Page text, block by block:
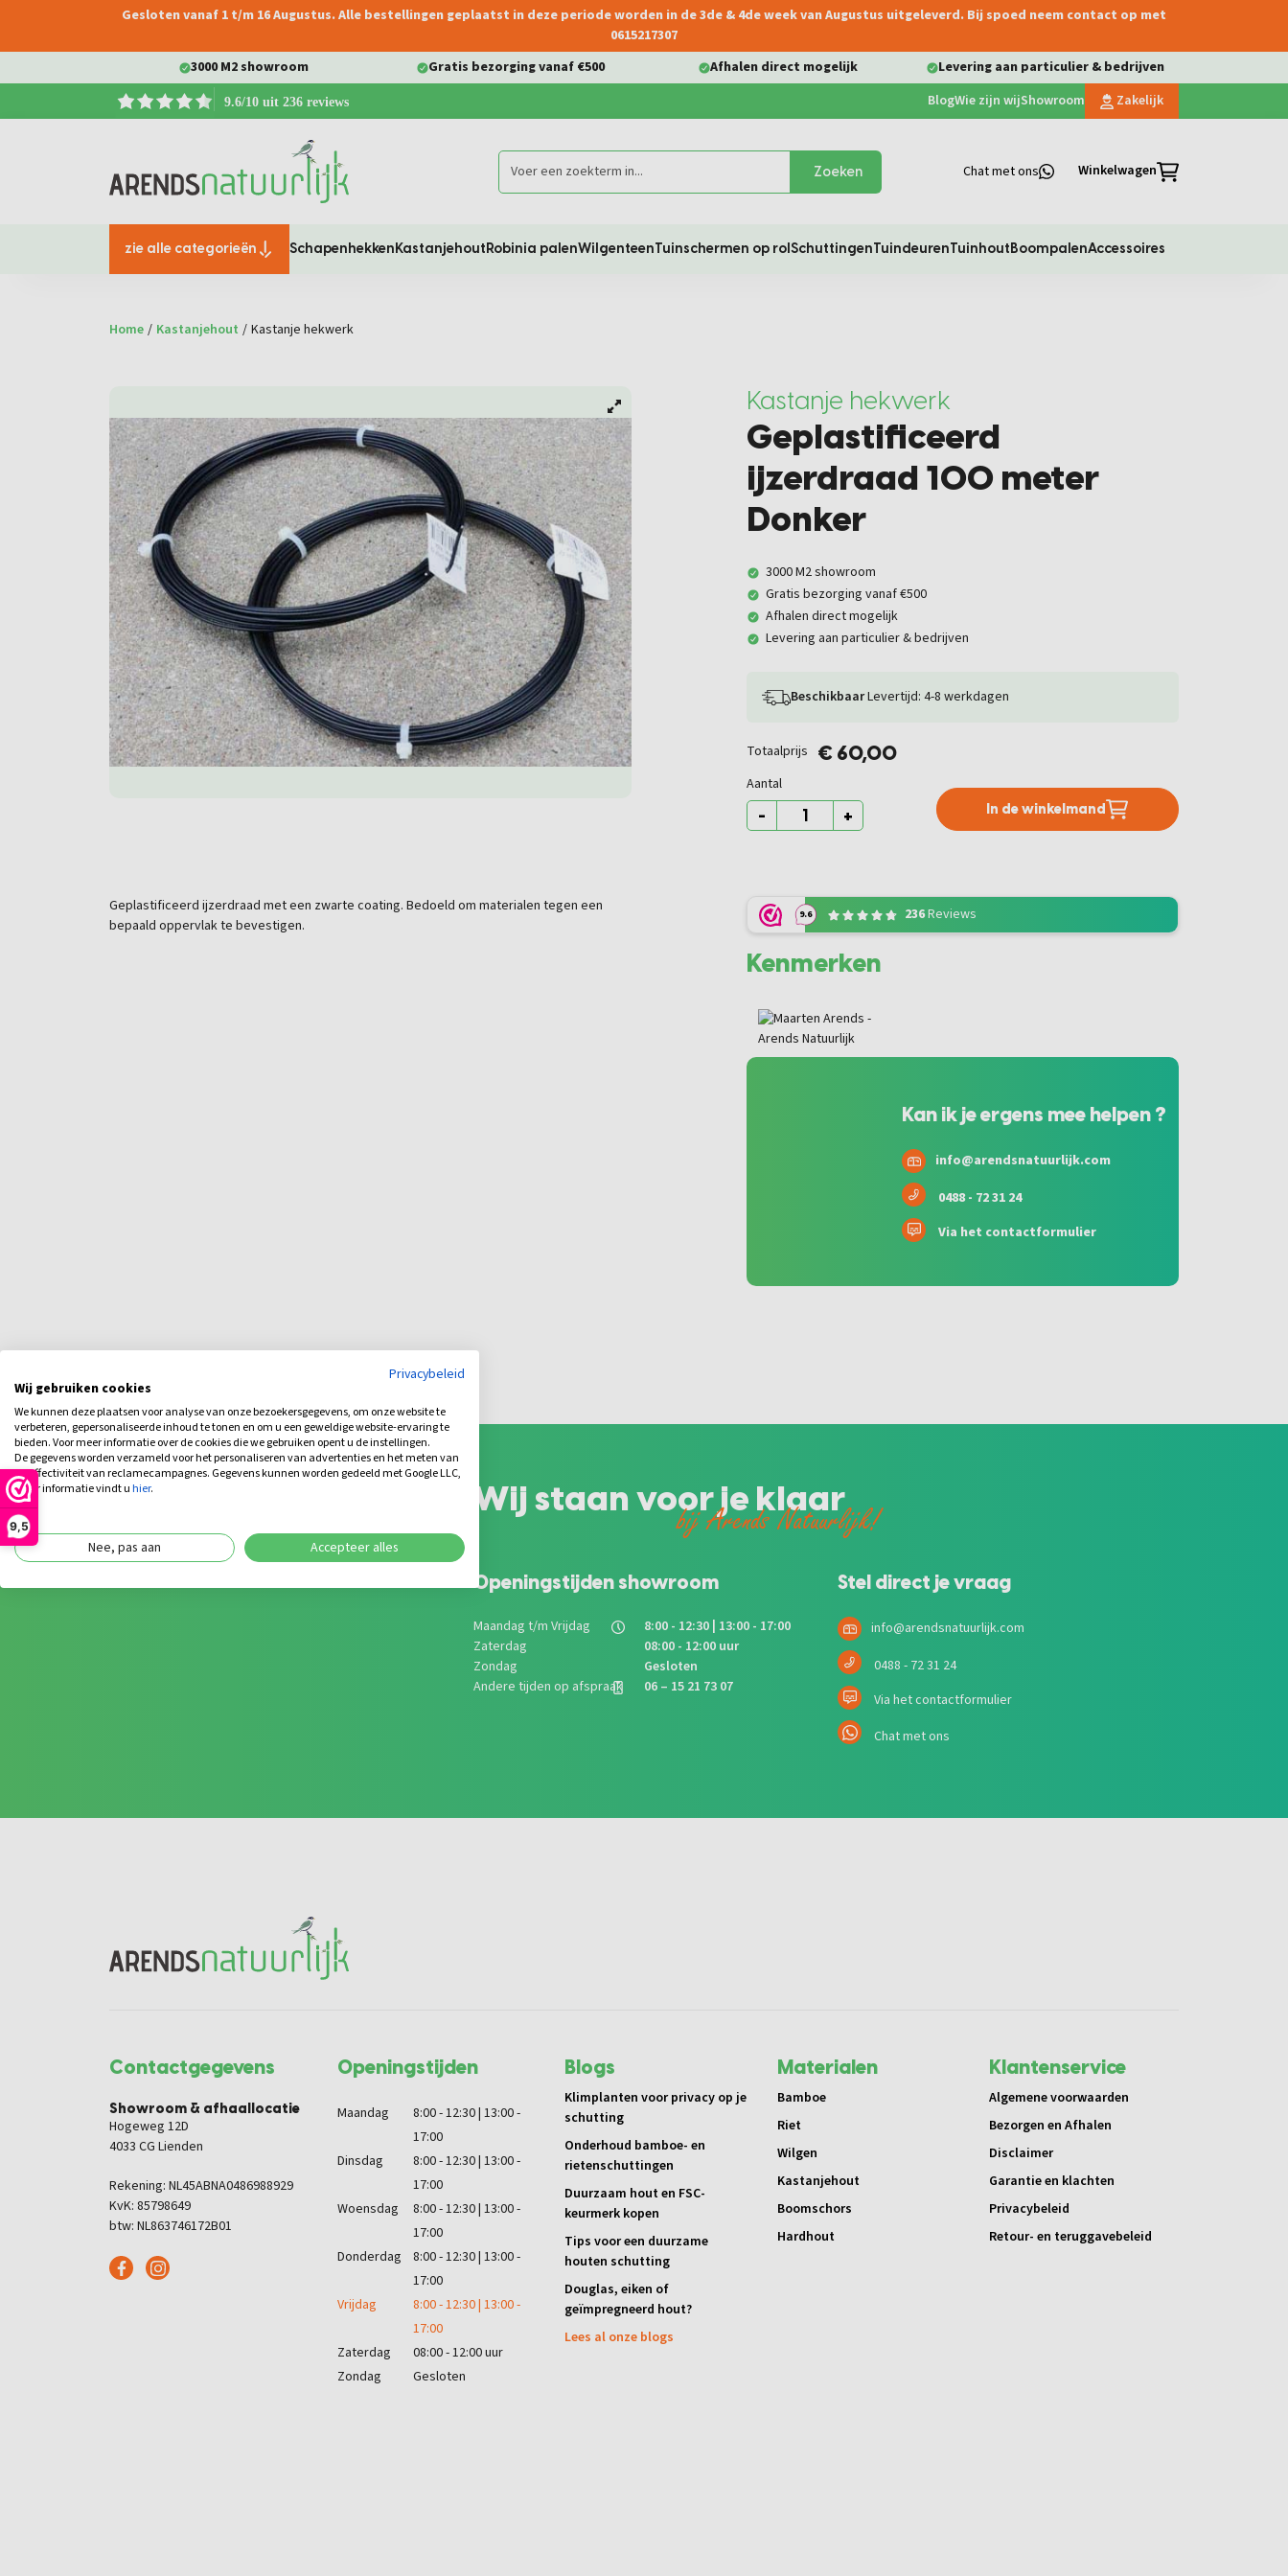
9,5
Ga naar de hoofdnavigatie
Gesloten vanaf 1 t/m 16 Augustus. Alle bestellingen geplaatst in deze periode worden in de 3de & 4de week van Augustus uitgeleverd. Bij spoed neem contact op met
0615217307
3000 M2 showroom
Gratis bezorging vanaf €500 Afhalen direct mogelijk Levering aan particulier & bedrijven
9.6/10 uit 236 reviews BlogWie zijn wijShowroom Zakelijk
Chat met ons Winkelwagen
Zoeken
zie alle categorieën SchapenhekkenKastanjehoutRobinia palenWilgenteenTuinschermen op rol SchuttingenTuindeurenTuinhoutBoompalenAccessoires
Home / Kastanjehout / Kastanje hekwerk
Kastanje hekwerk
Geplastificeerd
ijzerdraad 100 meter
Donker
3000 M2 showroom
Gratis bezorging vanaf €500
Afhalen direct mogelijk
Levering aan particulier & bedrijven
BeschikbaarLevertijd: 4-8 werkdagen
Totaalprijs € 60,00
Aantal
- + In de winkelmand
Geplastificeerd ijzerdraad met een zwarte coating. Bedoeld om materialen tegen een
bepaald oppervlak te bevestigen.
9.6 236Reviews
Kenmerken
Kan ik je ergens mee helpen ?
info@arendsnatuurlijk.com
0488 - 72 31 24
Via het contactformulier
Wij staan voor je klaar
bij Arends Natuurlijk!
Openingstijden showroom
Maandag t/m Vrijdag
8:00 - 12:30 | 13:00 - 17:00
Zaterdag
08:00 - 12:00 uur
Zondag
Gesloten
Andere tijden op afspraak
06 – 15 21 73 07
Stel direct je vraag
info@arendsnatuurlijk.com
0488 - 72 31 24
Via het contactformulier
Chat met ons
Contactgegevens
Showroom & afhaallocatie
Hogeweg 12D
4033 CG Lienden
Rekening: NL45ABNA0486988929
KvK: 85798649
btw: NL863746172B01
Openingstijden
Maandag
8:00 - 12:30 | 13:00 -
17:00
Dinsdag
8:00 - 12:30 | 13:00 -
17:00
Woensdag
8:00 - 12:30 | 13:00 -
17:00
Donderdag
8:00 - 12:30 | 13:00 -
17:00
Vrijdag
8:00 - 12:30 | 13:00 -
17:00
Zaterdag
08:00 - 12:00 uur
Zondag
Gesloten
Blogs
Klimplanten voor privacy op je
schutting
Onderhoud bamboe- en
rietenschuttingen
Duurzaam hout en FSC-
keurmerk kopen
Tips voor een duurzame
houten schutting
Douglas, eiken of
geïmpregneerd hout?
Lees al onze blogs
Materialen
Bamboe
Riet
Wilgen
Kastanjehout
Boomschors
Hardhout
Klantenservice
Algemene voorwaarden
Bezorgen en Afhalen
Disclaimer
Garantie en klachten
Privacybeleid
Retour- en teruggavebeleid
Privacybeleid
Wij gebruiken cookies
We kunnen deze plaatsen voor analyse van onze bezoekersgegevens, om onze website te
verbeteren, gepersonaliseerde inhoud te tonen en om u een geweldige website-ervaring te
bieden. Voor meer informatie over de cookies die we gebruiken opent u de instellingen.
De gegevens worden verzameld voor het personaliseren van advertenties en het meten van
de effectiviteit van reclamecampagnes. Gegevens kunnen worden gedeeld met Google LLC,
meer informatie vindt uhier.
Nee, pas aan Accepteer alles